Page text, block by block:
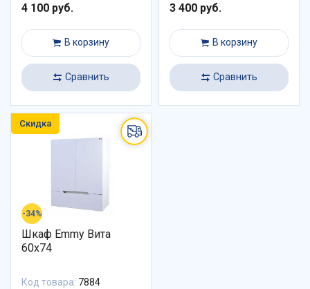
4 100 руб.
В корзину
Сравнить
3 400 руб.
В корзину
Сравнить
Скидка
-34%
Шкаф Emmy Вита
60х74
Код товара: 7884